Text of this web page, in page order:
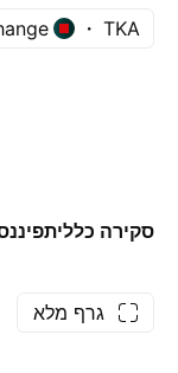
TKA
סקירה כללית
גרף מלא